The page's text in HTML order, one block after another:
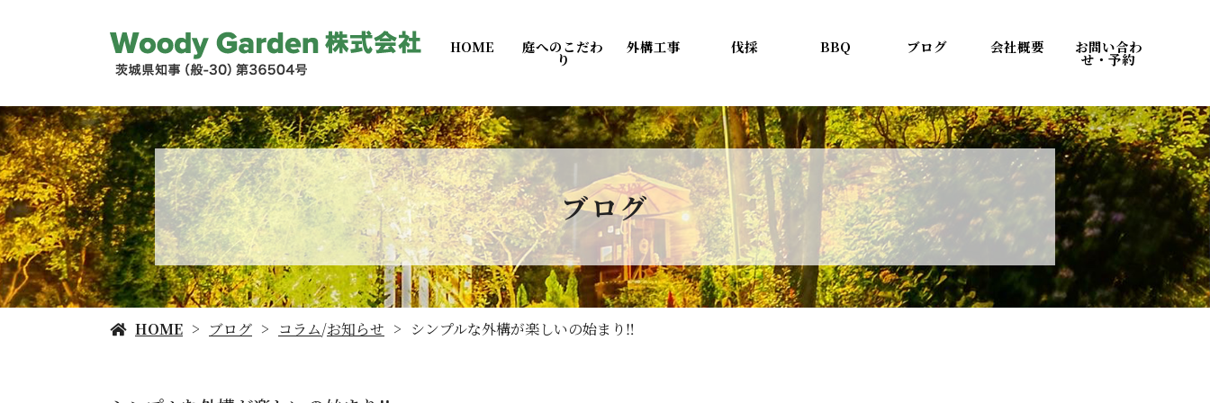
HOME 庭へのこだわ
り
外構工事 伐採 BBQ ブログ 会社概要 お問い合わ
せ・予約
ブログ
HOME ブログ コラム/お知らせ シンプルな外構が楽しいの始まり‼️